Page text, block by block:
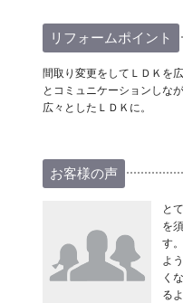
リフォームポイント
間取り変更をしてＬＤＫを
とコミュニケーションしな
広々としたＬＤＫに。
お客様の声
と
を
す
よ
く
る